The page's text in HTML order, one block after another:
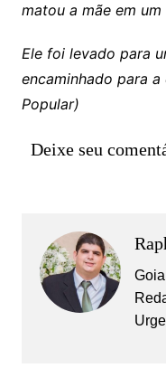
matou a mãe em
Ele foi levado para
encaminhado para
Popular)
Deixe seu